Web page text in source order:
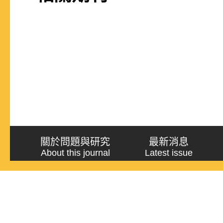
關於問題與研究
About this journal
最新消息
Latest issue